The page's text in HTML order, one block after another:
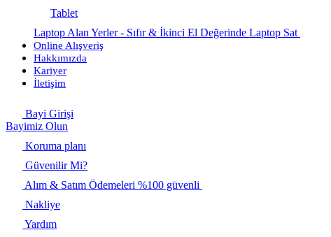
Tablet
Laptop Alan Yerler - Sıfır & İkinci El Değerinde Laptop Sat
Online Alışveriş
Hakkımızda
Kariyer
İletişim
Bayi Girişi
Bayimiz Olun
Koruma planı
Güvenilir Mi?
Alım & Satım Ödemeleri %100 güvenli
Nakliye
Yardım